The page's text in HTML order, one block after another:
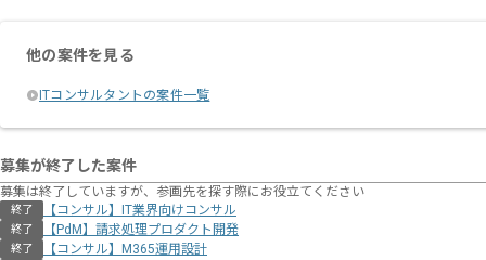
他の案件を見る
ITコンサルタントの案件一覧
募集が終了した案件
募集は終了していますが、参画先を探す際にお役立てください
終了 【コンサル】IT業界向けコンサル
終了 【PdM】請求処理プロダクト開発
終了 【コンサル】M365運用設計